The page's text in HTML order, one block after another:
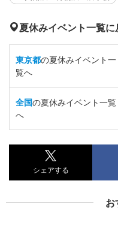
夏休みイベント一覧に
東京都の夏休みイベント一
覧へ
全国の夏休みイベント一覧
へ
シェアする
お